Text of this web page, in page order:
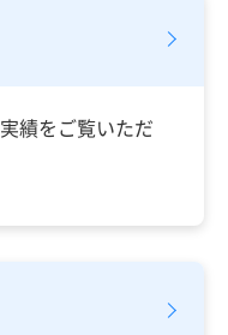
績をご覧いただ